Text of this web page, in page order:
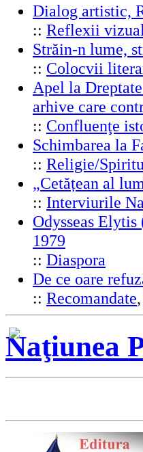
Dialog artistic,
:: Reflexii
Străin-n lume,
:: Colocvii
Apel la
arhive care
:: Confluenţe
Schimbarea la
:: Religie/
„Cetățean al
:: Interviurile
Odysseas
1979
:: Diaspora
De ce oare
:: Recomandate,
Naţiunea